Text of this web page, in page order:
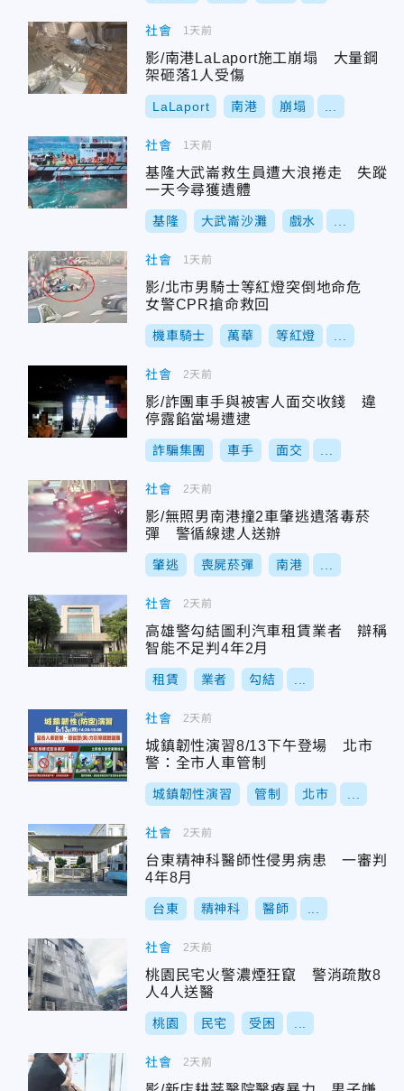
社會
影/南港LaLaport施工崩塌 大量鋼
架砸落1人受傷
LaLaport 南港 崩塌
1天前
社會
基隆大武崙救生員遭大浪捲走 失蹤
一天今尋獲遺體
基隆 大武崙沙灘 戲水
1天前
社會
影/北市男騎士等紅燈突倒地命危
女警CPR搶命救回
機車騎士 萬華 等紅燈
1天前
社會
影/詐團車手與被害人面交收錢 違
停露餡當場遭逮
詐騙集團 車手 面交
2天前
社會
影/無照男南港撞2車肇逃遺落毒菸
彈 警循線逮人送辦
肇逃 喪屍菸彈 南港
2天前
社會
高雄警勾結圖利汽車租賃業者 辯稱
智能不足判4年2月
租賃 業者 勾結
2天前
社會
城鎮韌性演習8/13下午登場 北市
警：全市人車管制
城鎮韌性演習 管制 北市
2天前
社會
台東精神科醫師性侵男病患 一審判
4年8月
台東 精神科 醫師
2天前
社會
桃園民宅火警濃煙狂竄 警消疏散8
人4人送醫
桃園 民宅 受困
2天前
社會 2天前